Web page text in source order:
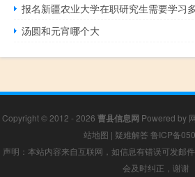
报名新疆农业大学在职研究生需要学习
汤圆和元宵哪个大
Copyright © 2012 - 2026 曹县信息网 Powered by
站地图 | 疑难解答 鲁ICP备
声明：本站内容来自互联网，如信息有错误可发邮
会及时纠正，谢谢